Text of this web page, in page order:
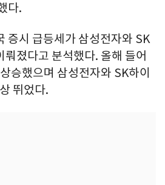
다.
증시 급등세가 삼성전자와 SK
졌다고 분석했다. 올해 들어
승했으며 삼성전자와 SK하이
뛰었다.